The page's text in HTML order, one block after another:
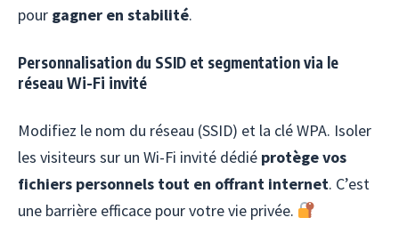
pour gagner en stabilité.
Personnalisation du SSID et segmentation via le
réseau Wi-Fi invité
Modifiez le nom du réseau (SSID) et la clé WPA. Isoler
les visiteurs sur un Wi-Fi invité dédié protège vos
fichiers personnels tout en offrant internet. C’est
une barrière efficace pour votre vie privée.